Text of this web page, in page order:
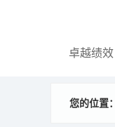
卓越绩效
您的位置：